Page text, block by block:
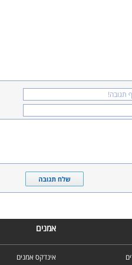
אמנים
אינדקס אמנים